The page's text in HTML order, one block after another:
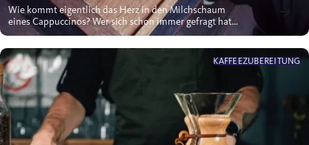
Wie kommt eigentlich das Herz in den Milchschaum
eines Cappuccinos? Wer sich schon immer gefragt hat,
wie die...
KAFFEEZUBEREITUNG